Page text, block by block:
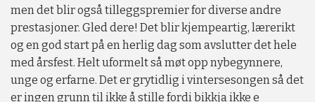
men det blir også tilleggspremier for diverse andre
prestasjoner. Gled dere! Det blir kjempeartig, lærerikt
og en god start på en herlig dag som avslutter det hele
med årsfest. Helt uformelt så møt opp nybegynnere,
unge og erfarne. Det er grytidlig i vintersesongen så det
er ingen grunn til ikke å stille fordi bikkja ikke e